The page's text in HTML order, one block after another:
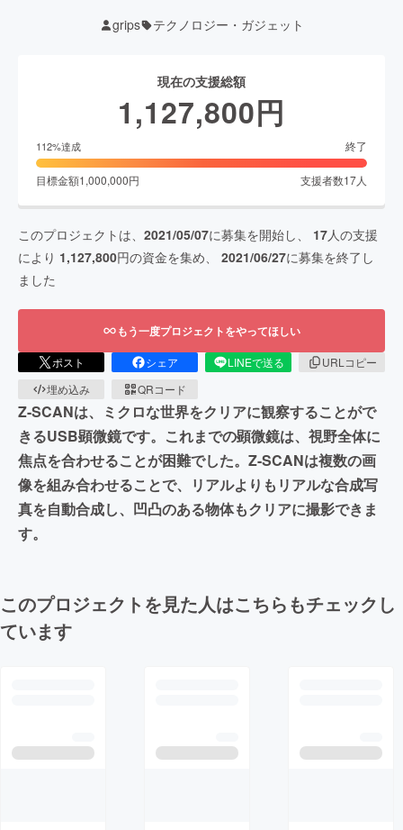
grips テクノロジー・ガジェット
現在の支援総額
1,127,800円
112%達成 終了
目標金額1,000,000円 支援者数17人
このプロジェクトは、 2021/05/07に募集を開始し、 17人の支援
により 1,127,800円の資金を集め、 2021/06/27に募集を終了し
ました
もう一度プロジェクトをやってほしい
ポスト シェア LINEで送る
URLコピー
埋め込み
QRコード
Z-SCANは、ミクロな世界をクリアに観察することがで
きるUSB顕微鏡です。これまでの顕微鏡は、視野全体に
焦点を合わせることが困難でした。Z-SCANは複数の画
像を組み合わせることで、リアルよりもリアルな合成写
真を自動合成し、凹凸のある物体もクリアに撮影できま
す。
このプロジェクトを見た人はこちらもチェックし
ています